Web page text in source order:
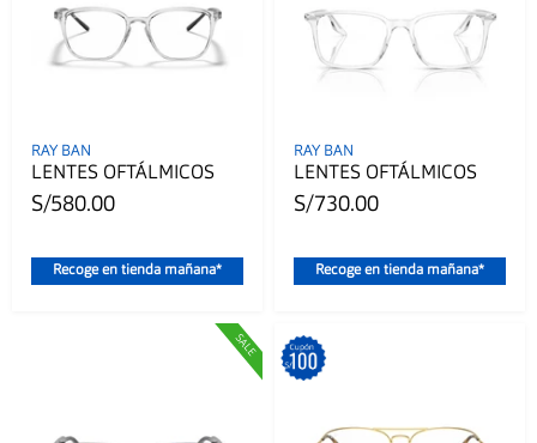
RAY BAN
LENTES OFTÁLMICOS
S/580.00
Recoge en tienda mañana*
RAY BAN
LENTES OFTÁLMICOS
S/730.00
Recoge en tienda mañana*